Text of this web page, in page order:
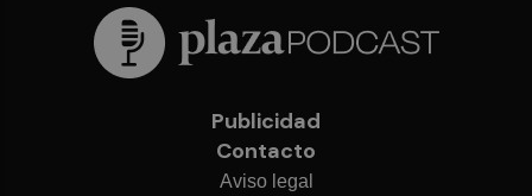
Publicidad
Contacto
Aviso legal